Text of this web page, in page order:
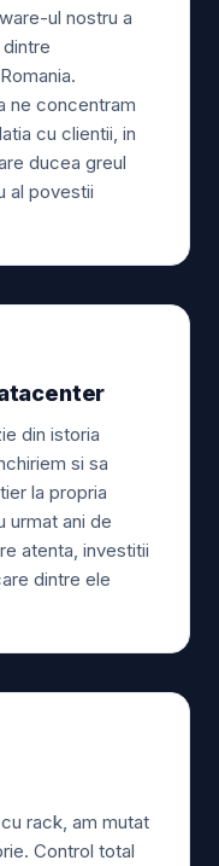
ul nostru a
ne concentram
cu clientii, in
ducea greul
al povestii
din istoria
si sa
la propria
urmat ani de
atenta, investitii
dintre ele
rack, am mutat
Control total